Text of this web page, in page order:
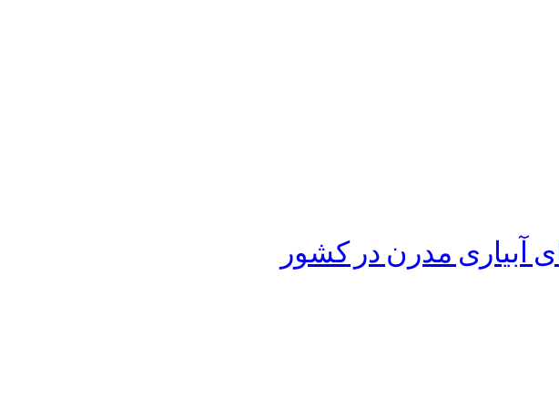
آبیاری مدرن در کشور